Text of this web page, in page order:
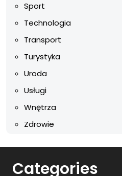
Sport
Technologia
Transport
Turystyka
Uroda
Usługi
Wnętrza
Zdrowie
Categories